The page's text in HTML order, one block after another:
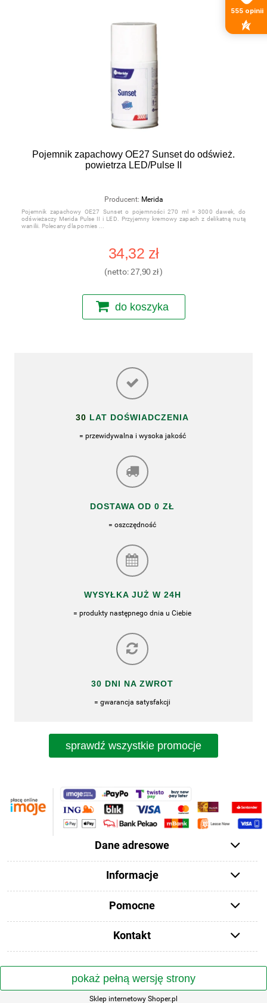
Pojemnik zapachowy OE27 Sunset do odśwież.
powietrza LED/Pulse II
Producent: Merida
Pojemnik zapachowy OE27 Sunset o pojemności 270 ml = 3000 dawek, do
odświeżaczy Merida Pulse II i LED. Przyjemny kremowy zapach z delikatną nutą
wanilii. Polecany dla pomies
34,32 zł
(netto: 27,90 zł)
do koszyka
30 LAT DOŚWIADCZENIA
= przewidywalna i wysoka jakość
DOSTAWA OD 0 ZŁ
= oszczędność
WYSYŁKA JUŻ W 24H
= produkty następnego dnia u Ciebie
30 DNI NA ZWROT
= gwarancja satysfakcji
sprawdź wszystkie promocje
Dane adresowe
Informacje
Pomocne
Kontakt
pokaż pełną wersję strony
555 opinii
Sklep internetowy Shoper.pl